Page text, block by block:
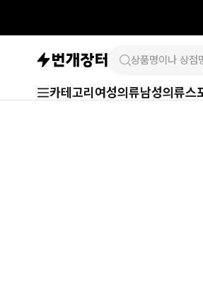
카테고리 여성의류남성의류스